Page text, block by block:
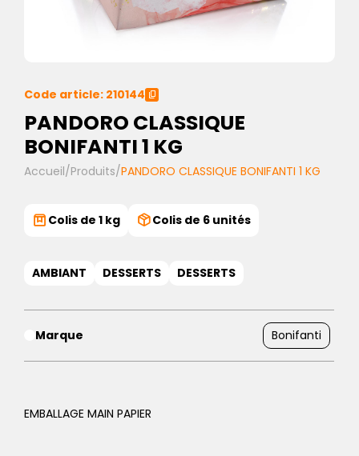
Code article: 210144
PANDORO CLASSIQUE
BONIFANTI 1 KG
Accueil/Produits/PANDORO CLASSIQUE BONIFANTI 1 KG
Colis de 1 kg Colis de 6 unités
AMBIANT DESSERTS DESSERTS
Marque Bonifanti
EMBALLAGE MAIN PAPIER